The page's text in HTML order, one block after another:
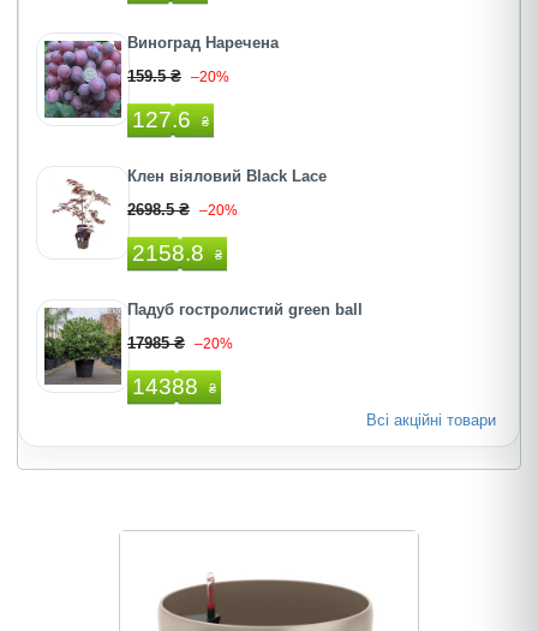
Виноград Наречена
159.5 ₴ –20%
127.6 ₴
Клен віяловий Black Lace
2698.5 ₴ –20%
2158.8 ₴
Падуб гостролистий green ball
17985 ₴ –20%
14388 ₴
Всі акційні товари